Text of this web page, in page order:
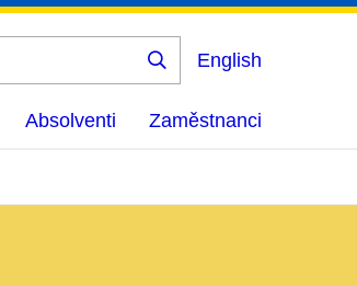
Vyhledat
English
Absolventi Zaměstnanci